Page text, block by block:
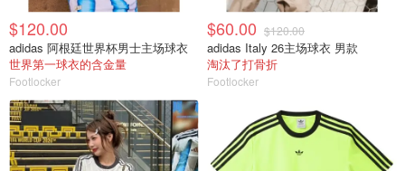
$120.00
adidas 阿根廷世界杯男士主场球衣
世界第一球衣的含金量
Footlocker
$60.00 $120.00
adidas Italy 26主场球衣 男款
淘汰了打骨折
Footlocker